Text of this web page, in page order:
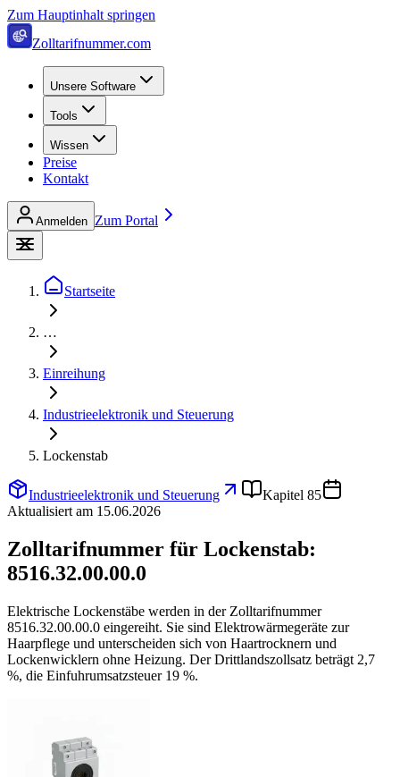
Zum Hauptinhalt springen
Zolltarifnummer.com
Unsere Software
Tools
Wissen
Preise
Kontakt
Anmelden Zum Portal
Startseite
…
Einreihung
Industrieelektronik und Steuerung
Lockenstab
Industrieelektronik und Steuerung
Kapitel 85
Aktualisiert am 15.06.2026
Zolltarifnummer für Lockenstab:
8516.32.00.00.0
Elektrische Lockenstäbe werden in der Zolltarifnummer
8516.32.00.00.0 eingereiht. Sie sind Elektrowärmegeräte zur
Haarpflege und unterscheiden sich von Haartrocknern und
Lockenwicklern ohne Heizung. Der Drittlandszollsatz beträgt 2,7
%, die Einfuhrumsatzsteuer 19 %.